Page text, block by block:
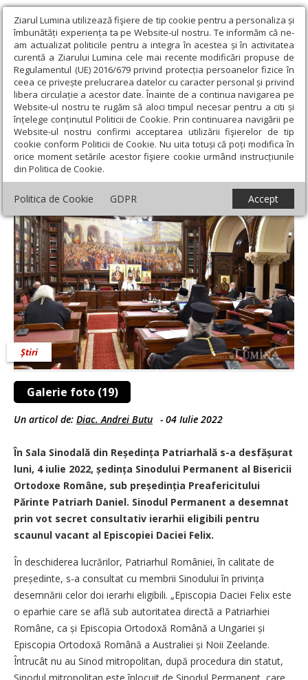
Ziarul Lumina utilizează fişiere de tip cookie pentru a personaliza și
îmbunătăți experiența ta pe Website-ul nostru. Te informăm că ne-
am actualizat politicile pentru a integra în acestea și în activitatea
curentă a Ziarului Lumina cele mai recente modificări propuse de
Regulamentul (UE) 2016/679 privind protecția persoanelor fizice în
ceea ce privește prelucrarea datelor cu caracter personal și privind
libera circulație a acestor date. Înainte de a continua navigarea pe
Website-ul nostru te rugăm să aloci timpul necesar pentru a citi și
înțelege conținutul Politicii de Cookie. Prin continuarea navigării pe
Website-ul nostru confirmi acceptarea utilizării fişierelor de tip
cookie conform Politicii de Cookie. Nu uita totuși că poți modifica în
orice moment setările acestor fişiere cookie urmând instrucțiunile
din Politica de Cookie.
Politica de Cookie GDPR Accept
Ziarul Lumina › Actualitate religioasă › Știri › Şedinţa Sinodului
Permanent al Bisericii Ortodoxe Române
Şedinţa Sinodului Permanent al Bisericii
Ortodoxe Române
Galerie foto (19)
Știri
Un articol de: Diac. Andrei Butu - 04 Iulie 2022
În Sala Sinodală din Reșe­dința Patriarhală s-a desfășurat
luni, 4 iulie 2022, ședința Sinodului Permanent al Bisericii
Ortodoxe ­Române, sub preșe­dinția Preafericitului
Părinte Patriarh Daniel. ­Sinodul Permanent a desemnat
prin vot secret consultativ ierarhii eligibili pentru
scaunul vacant al Episcopiei Daciei Felix.
În deschiderea lucrărilor, Patriarhul României, în calitate de
președinte, s-a consultat cu membrii Sinodului în privința
desemnării celor doi ierarhi eligibili. „Episcopia Daciei Felix este
o eparhie care se află sub autoritatea directă a Patriarhiei
Române, ca și Episcopia Ortodoxă Română a Ungariei și
Episcopia Ortodoxă Română a Australiei și Noii Zeelande.
Întrucât nu au Sinod mitropolitan, după procedura din statut,